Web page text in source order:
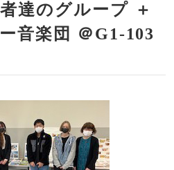
達のグループ ＋
音楽団 ＠G1-103